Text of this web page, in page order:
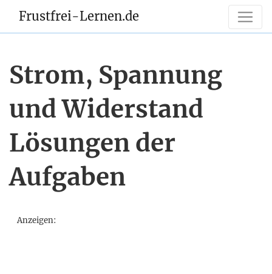
Frustfrei-Lernen.de
Strom, Spannung
und Widerstand
Lösungen der
Aufgaben
Anzeigen: